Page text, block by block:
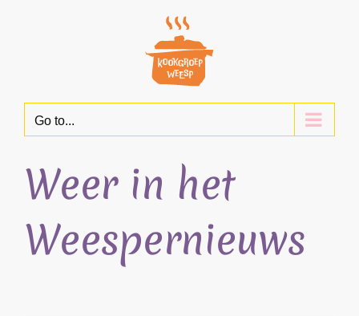
Go to...
Weer in het
Weespernieuws